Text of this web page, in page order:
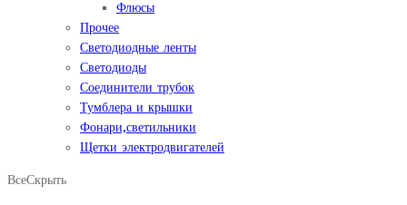
Флюсы
Прочее
Светодиодные ленты
Светодиоды
Соединители трубок
Тумблера и крышки
Фонари,светильники
Щетки электродвигателей
ВсеСкрыть